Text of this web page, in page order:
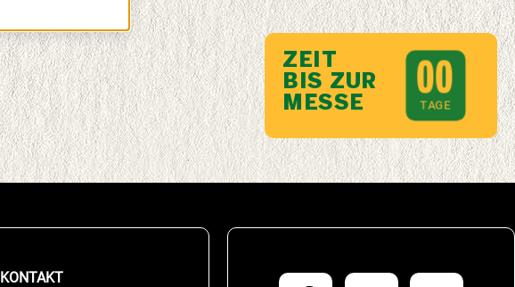
ZEIT
BIS ZUR
MESSE
00
TAGE
KONTAKT